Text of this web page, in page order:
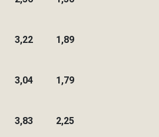
3,22 1,89
3,04 1,79
3,83 2,25